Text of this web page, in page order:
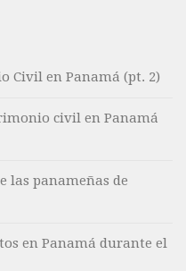
Civil en Panamá (pt. 2)
civil en Panamá
las panameñas de
en Panamá durante el